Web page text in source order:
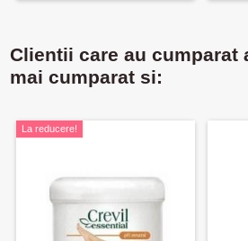
Clientii care au cumparat
mai cumparat si:
La reducere!